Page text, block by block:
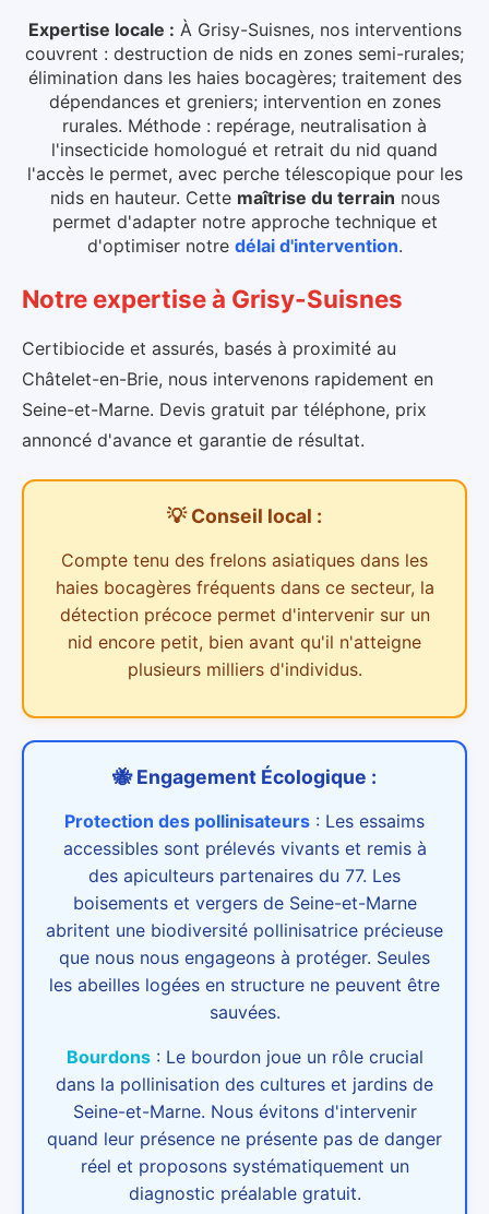
Expertise locale : À Grisy-Suisnes, nos interventions
couvrent : destruction de nids en zones semi-rurales;
élimination dans les haies bocagères; traitement des
dépendances et greniers; intervention en zones
rurales. Méthode : repérage, neutralisation à
l'insecticide homologué et retrait du nid quand
l'accès le permet, avec perche télescopique pour les
nids en hauteur. Cette maîtrise du terrain nous
permet d'adapter notre approche technique et
d'optimiser notre délai d'intervention.
Notre expertiseà Grisy-Suisnes
Certibiocide et assurés, basés à proximité au
Châtelet-en-Brie, nous intervenons rapidement en
Seine-et-Marne. Devis gratuit par téléphone, prix
annoncé d'avance et garantie de résultat.
💡 Conseil local :
Compte tenu des frelons asiatiques dans les
haies bocagères fréquents dans ce secteur, la
détection précoce permet d'intervenir sur un
nid encore petit, bien avant qu'il n'atteigne
plusieurs milliers d'individus.
🐝 Engagement Écologique :
Protection des pollinisateurs : Les essaims
accessibles sont prélevés vivants et remis à
des apiculteurs partenaires du 77. Les
boisements et vergers de Seine-et-Marne
abritent une biodiversité pollinisatrice précieuse
que nous nous engageons à protéger. Seules
les abeilles logées en structure ne peuvent être
sauvées.
Bourdons : Le bourdon joue un rôle crucial
dans la pollinisation des cultures et jardins de
Seine-et-Marne. Nous évitons d'intervenir
quand leur présence ne présente pas de danger
réel et proposons systématiquement un
diagnostic préalable gratuit.